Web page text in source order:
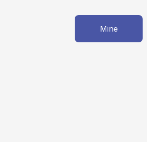
Mine